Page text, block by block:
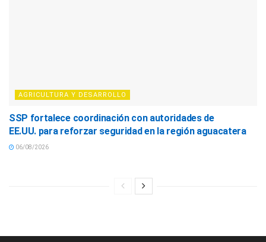
AGRICULTURA Y DESARROLLO
SSP fortalece coordinación con autoridades de
EE.UU. para reforzar seguridad en la región aguacatera
06/08/2026